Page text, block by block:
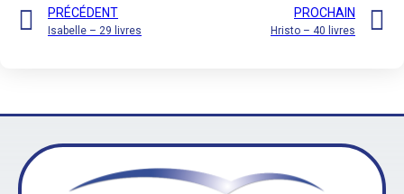
PRÉCÉDENT
Isabelle – 29 livres
PROCHAIN
Hristo – 40 livres